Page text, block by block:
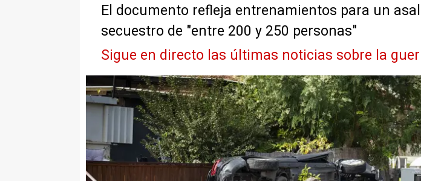
El documento refleja entrenamientos para un
secuestro de "entre 200 y 250 personas"
Sigue en directo las últimas noticias sobre la